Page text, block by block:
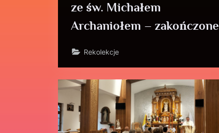
ze św. Michałem
Archaniołem – zakończone
Rekolekcje